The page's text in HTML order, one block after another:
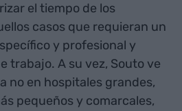
el tiempo de los
casos que requieran un
y profesional y
trabajo. A su vez, Souto ve
no en hospitales grandes,
pequeños y comarcales,